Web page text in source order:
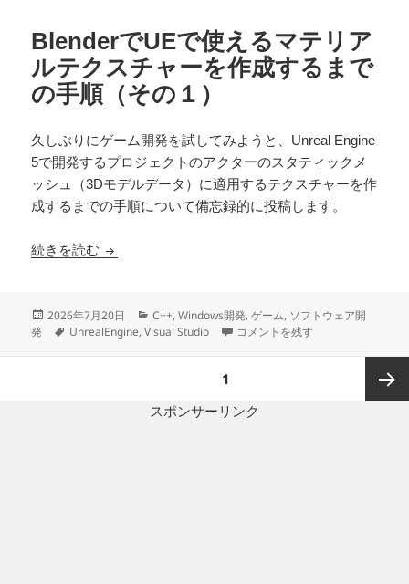
BlenderでUEで使えるマテリア
ルテクスチャーを作成するまで
の手順（その１）
久しぶりにゲーム開発を試してみようと、Unreal Engine
5で開発するプロジェクトのアクターのスタティックメ
ッシュ（3Dモデルデータ）に適用するテクスチャーを作
成するまでの手順について備忘録的に投稿します。
続きを読む BlenderでUEで使えるマテリアルテクスチャー
投
稿
2026年7月20日
カ
テ
C++,Windows開発,ゲーム, ソフトウェア開
発
タ
UnrealEngine,Visual Studio BlenderでUEで使えるマテリアル
コメントを残す
1
スポンサーリンク